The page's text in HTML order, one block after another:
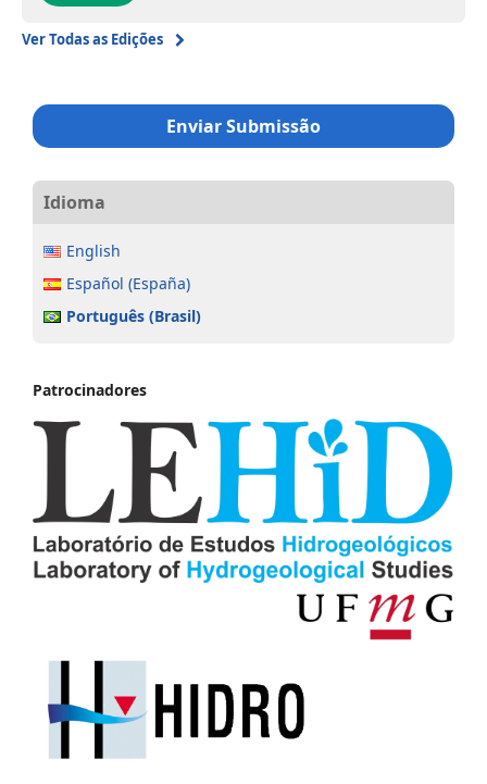
Ver Todas as Edições
Enviar Submissão
Idioma
English
Español (España)
Português (Brasil)
Patrocinadores